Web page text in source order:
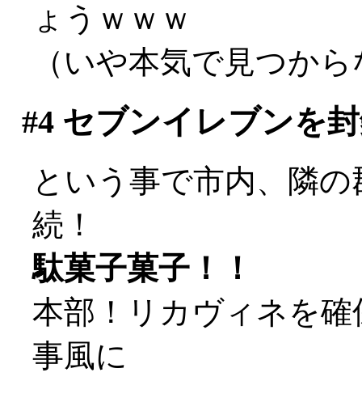
ょうｗｗｗ
（いや本気で見つか
#4セブンイレブンを
という事で市内、隣
続！
駄菓子菓子！！
本部！リカヴィネを
事風に